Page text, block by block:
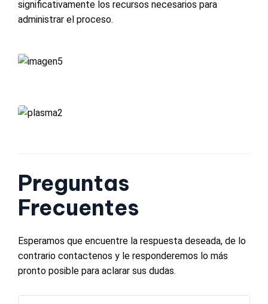
significativamente los recursos necesarios para
administrar el proceso.
Preguntas
Frecuentes
Esperamos que encuentre la respuesta deseada, de lo
contrario contactenos y le responderemos lo más
pronto posible para aclarar sus dudas.